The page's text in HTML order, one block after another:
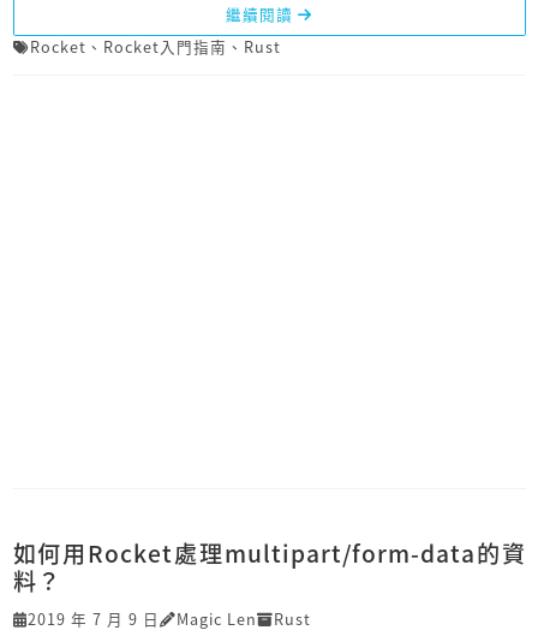
繼續閱讀
Rocket 、 Rocket入門指南 、 Rust
如何用Rocket處理multipart/form-data的資
料？
2019 年 7 月 9 日 Magic Len Rust